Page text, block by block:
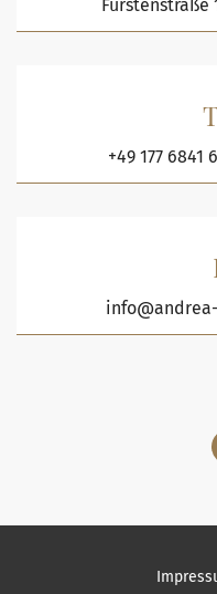
Fürstenstraße
+49 177 6841